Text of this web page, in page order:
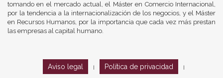
tomando en el mercado actual, el Máster en Comercio Internacional,
por la tendencia a la internacionalización de los negocios, y el Máster
en Recursos Humanos, por la importancia que cada vez más prestan
las empresas al capital humano.
Aviso legal Política de privacidad